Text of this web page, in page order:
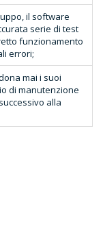
il software
serie di test
funzionamento
errori;
mai i suoi
di manutenzione
alla